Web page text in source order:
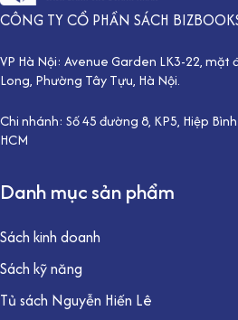
CÔNG TY CỔ PHẦN SÁCH
VP Hà Nội: Avenue Garden LK3-22, mặt
Long, Phường Tây Tựu, Hà Nội.
Chi nhánh: Số 45 đường 8, KP5, Hiệp
HCM
Danh mục sản phẩm
Sách kinh doanh
Sách kỹ năng
Tủ sách Nguyễn Hiến Lê